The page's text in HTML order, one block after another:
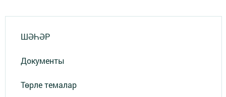
ШӘҺӘР
Документы
Төрле темалар